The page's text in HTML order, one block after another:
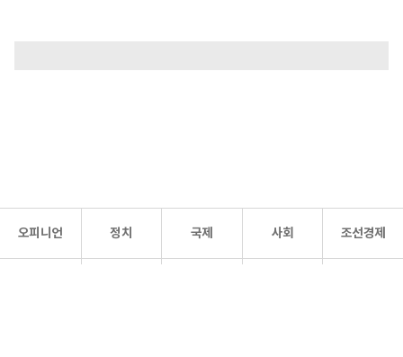
오피니언 정치 국제 사회 조선경제